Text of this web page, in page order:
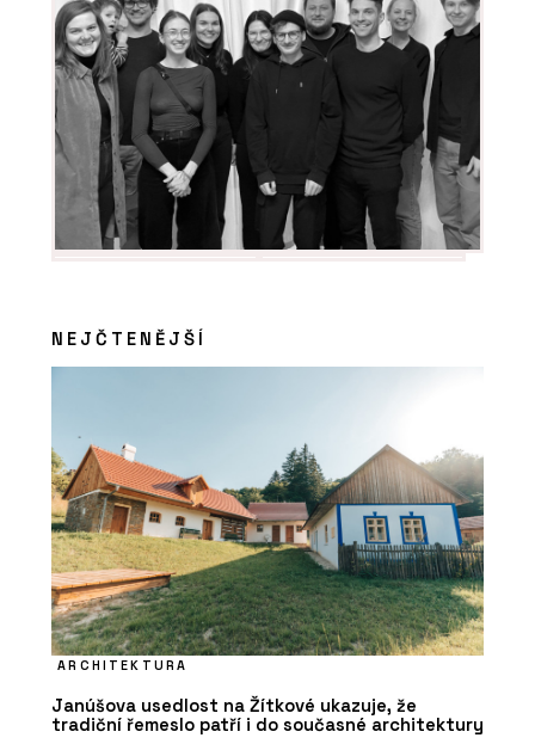
NEJČTENĚJŠÍ
ARCHITEKTURA
Janúšova usedlost na Žítkové ukazuje, že
tradiční řemeslo patří i do současné architektury